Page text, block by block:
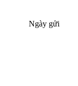
Ngày gửi